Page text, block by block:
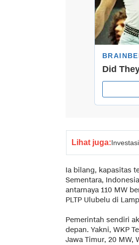
Lihat juga:
Ia bilang, kapasitas
Sementara,
antarnaya 110 MW
PLTP Ulubelu di
Pemerintah sendiri
depan. Yakni, WKP
Jawa Timur, 20 MW,